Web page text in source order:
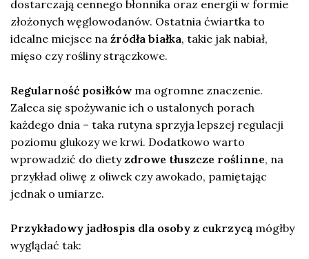
dostarczają cennego błonnika oraz energii w formie
złożonych węglowodanów. Ostatnia ćwiartka to
idealne miejsce na źródła białka, takie jak nabiał,
mięso czy rośliny strączkowe.
Regularność posiłków ma ogromne znaczenie.
Zaleca się spożywanie ich o ustalonych porach
każdego dnia – taka rutyna sprzyja lepszej regulacji
poziomu glukozy we krwi. Dodatkowo warto
wprowadzić do dietyzdrowe tłuszcze roślinne, na
przykład oliwę z oliwek czy awokado, pamiętając
jednak o umiarze.
Przykładowy jadłospis dla osoby z cukrzycą mógłby
wyglądać tak: